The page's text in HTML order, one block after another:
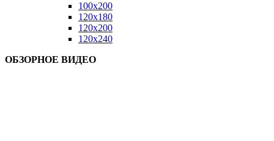
100x200
120x180
120x200
120x240
ОБЗОРНОЕ ВИДЕО